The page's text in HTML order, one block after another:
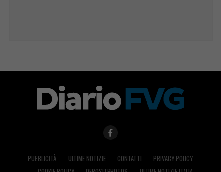
PUBBLICITÀ ULTIME NOTIZIE CONTATTI
PRIVACY POLICY